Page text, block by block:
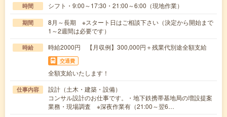
時間 シフト・9:00～17:30・21:00～6:00（現地作業）
期間
8月～長期 ※スタート日はご相談下さい（決定から開始まで
1～2週間は必要です）
時給 時給2000円 【月収例】300,000円＋残業代別途全額支給
交通費
全額支給いたします！
仕事内容
設計（土木・建築・設備）
コンサル設計のお仕事です。・地下鉄携帯基地局の増設提案
業務・現場調査 ※深夜作業有（21:00～翌6…